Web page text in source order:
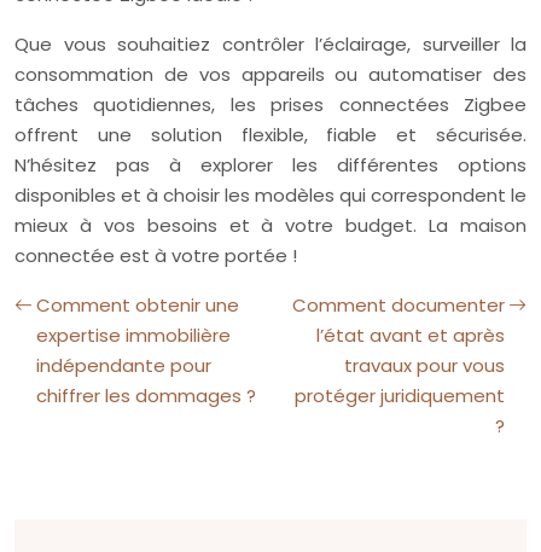
Que vous souhaitiez contrôler l’éclairage, surveiller la
consommation de vos appareils ou automatiser des
tâches quotidiennes, les prises connectées Zigbee
offrent une solution flexible, fiable et sécurisée.
N’hésitez pas à explorer les différentes options
disponibles et à choisir les modèles qui correspondent le
mieux à vos besoins et à votre budget. La maison
connectée est à votre portée !
Comment obtenir une
expertise immobilière
indépendante pour
chiffrer les dommages ?
Comment documenter
l’état avant et après
travaux pour vous
protéger juridiquement
?